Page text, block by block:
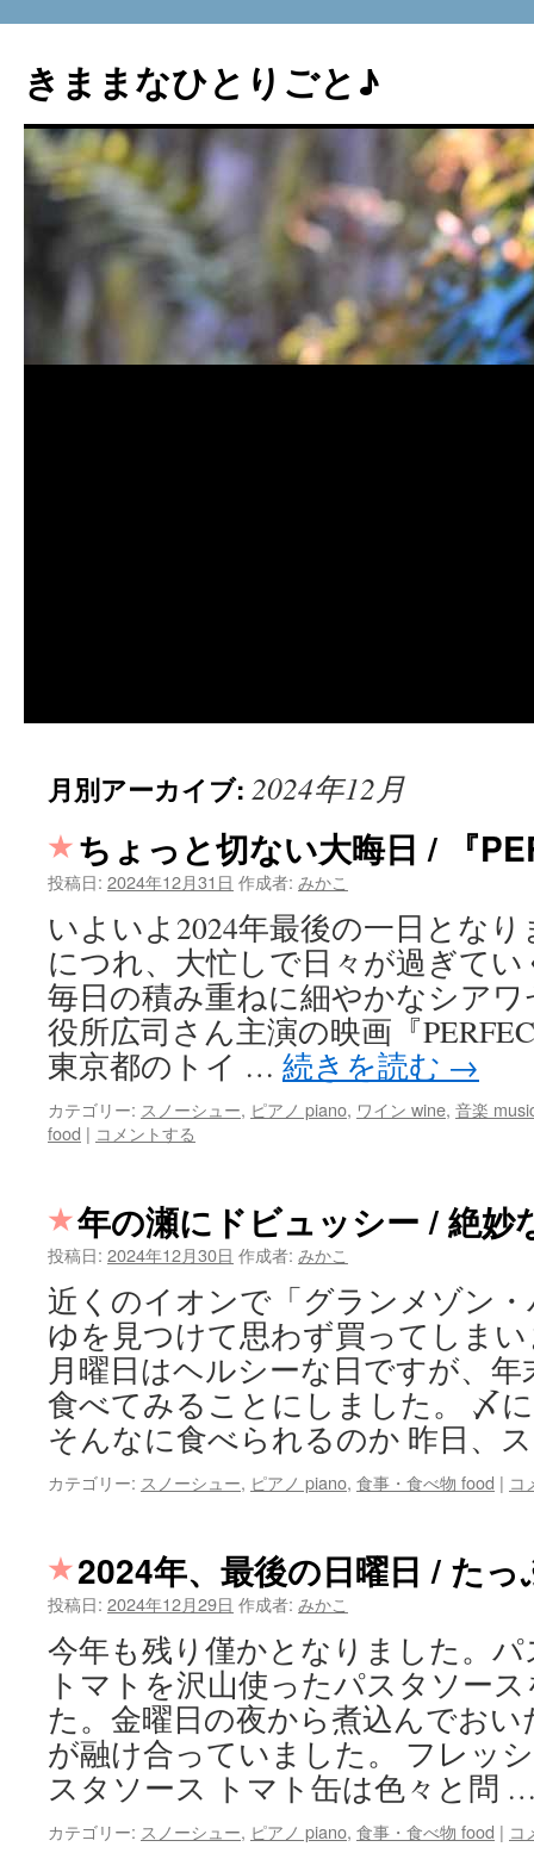
テ
ン
ス
キ
きままなひとりごと♪
月別アーカイブ: 2024年12月
ちょっと切ない大晦日 / 『
投稿日: 2024年12月31日 作成者: みかこ
いよいよ2024年最後の一日とな
につれ、大忙しで日々が過ぎて
毎日の積み重ねに細やかなシア
役所広司さん主演の映画『
東京都のトイ … 続きを読む →
カテゴリー: スノーシュー, ピアノ piano, ワイン wine, 音楽
food | コメントする
年の瀬にドビュッシー / 絶妙
投稿日: 2024年12月30日 作成者: みかこ
近くのイオンで「グランメゾン
ゆを見つけて思わず買ってしま
月曜日はヘルシーな日ですが、
食べてみることにしました。 〆
そんなに食べられるのか 昨日、
カテゴリー: スノーシュー, ピアノ piano, 食事・食べ物 food | コ
2024年、最後の日曜日 / た
投稿日: 2024年12月29日 作成者: みかこ
今年も残り僅かとなりました。
トマトを沢山使ったパスタソー
た。金曜日の夜から煮込んでお
が融け合っていました。 フレッ
スタソース トマト缶は色々と問
カテゴリー: スノーシュー, ピアノ piano, 食事・食べ物 food | コ